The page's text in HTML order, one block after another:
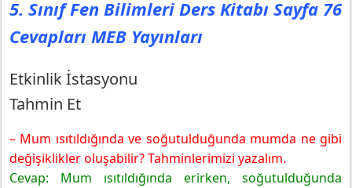
5. Sınıf Fen Bilimleri Ders Kitabı Sayfa 76
Cevapları MEB Yayınları
Etkinlik İstasyonu
Tahmin Et
– Mum ısıtıldığında ve soğutulduğunda mumda ne gibi
değişiklikler oluşabilir? Tahminlerimizi yazalım.
Cevap: Mum ısıtıldığında erirken, soğutulduğunda